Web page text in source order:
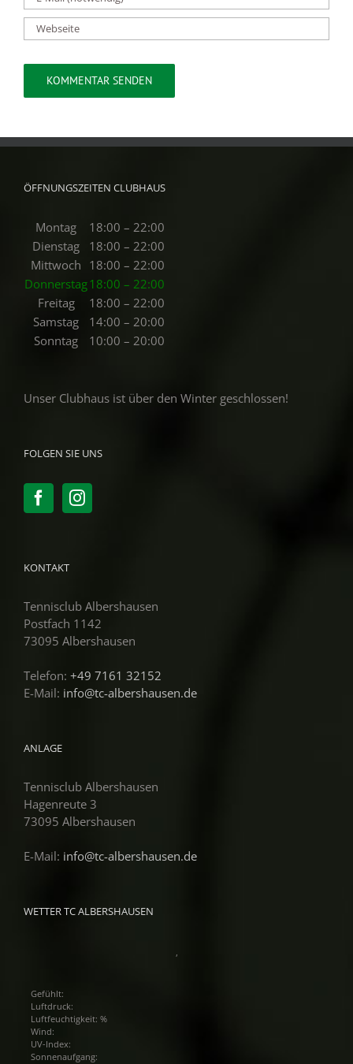
ÖFFNUNGSZEITEN CLUBHAUS
Montag
18:00 – 22:00
Dienstag
18:00 – 22:00
Mittwoch 18:00 – 22:00
Donnerstag18:00 – 22:00
Freitag
18:00 – 22:00
Samstag
14:00 – 20:00
Sonntag
10:00 – 20:00
Unser Clubhaus ist über den Winter geschlossen!
FOLGEN SIE UNS
KONTAKT
Tennisclub Albershausen
Postfach 1142
73095 Albershausen
Telefon: +49 7161 32152
E-Mail: info@tc-albershausen.de
ANLAGE
Tennisclub Albershausen
Hagenreute 3
73095 Albershausen
E-Mail: info@tc-albershausen.de
WETTER TC ALBERSHAUSEN
Gefühlt:
Luftdruck:
Luftfeuchtigkeit: %
Wind:
UV-Index:
Sonnenaufgang: